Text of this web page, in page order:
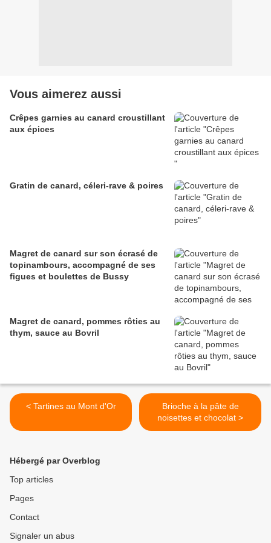
Vous aimerez aussi
Crêpes garnies au canard croustillant
aux épices
Gratin de canard, céleri-rave & poires
Magret de canard sur son écrasé de
topinambours, accompagné de ses
figues et boulettes de Bussy
Magret de canard, pommes rôties au
thym, sauce au Bovril
< Tartines au Mont d'Or
Brioche à la pâte de
noisettes et chocolat >
Hébergé par Overblog
Top articles
Pages
Contact
Signaler un abus